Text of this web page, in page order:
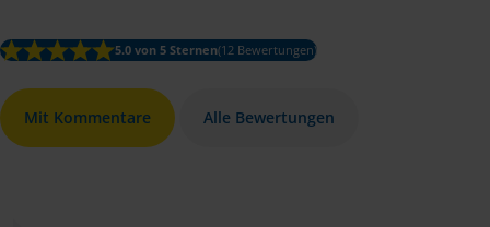
5.0 von 5 Sternen(12 Bewertungen)
Mit Kommentare Alle Bewertungen